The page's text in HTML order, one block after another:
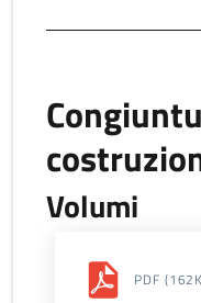
Volumi
PDF